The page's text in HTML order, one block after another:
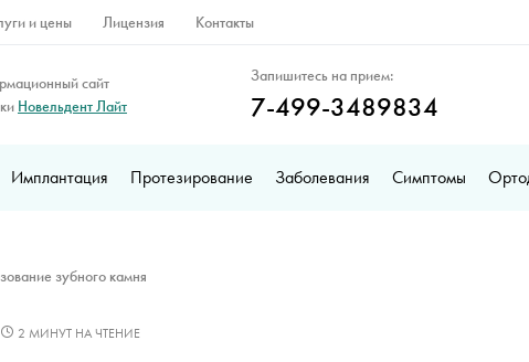
и цены Лицензия Контакты
сайт
Новельдент Лайт
Запишитесь на прием:
7-499-3489834
Имплантация Протезирование Заболевания Симптомы
зубного камня
2 МИНУТ НА ЧТЕНИЕ